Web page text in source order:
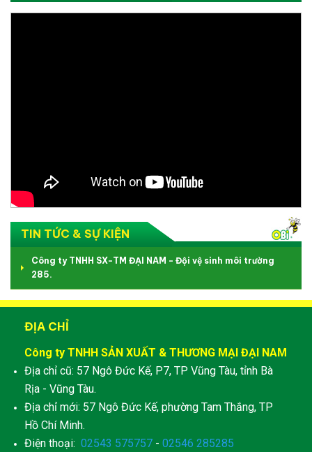
TIN TỨC & SỰ KIỆN
Công ty TNHH SX-TM ĐẠI NAM - Đội vệ sinh môi trường
285.
ĐỊA CHỈ
Công ty TNHH SẢN XUẤT & THƯƠNG MẠI ĐẠI NAM
Địa chỉ cũ: 57 Ngô Đức Kế, P7, TP Vũng Tàu, tỉnh Bà
Rịa - Vũng Tàu.
Địa chỉ mới: 57 Ngô Đức Kế, phường Tam Thắng, TP
Hồ Chí Minh.
Điện thoại: 02543 575757 - 02546 285285